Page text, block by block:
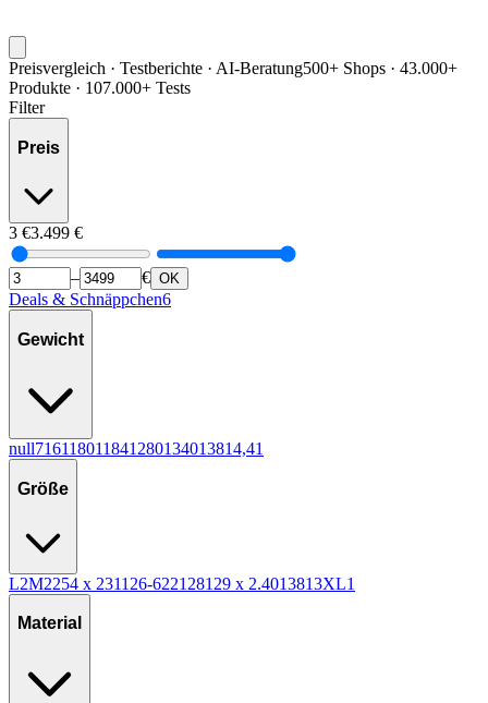
Preisvergleich · Testberichte · AI-Beratung500+ Shops · 43.000+
Produkte · 107.000+ Tests
Filter
Preis
3 €3.499 €
– € OK
Deals & Schnäppchen6
Gewicht
null716118011841 280134013814,41
Größe
L2M2254 x 2311 26-6221 281 29 x 2.4013813XL1
Material